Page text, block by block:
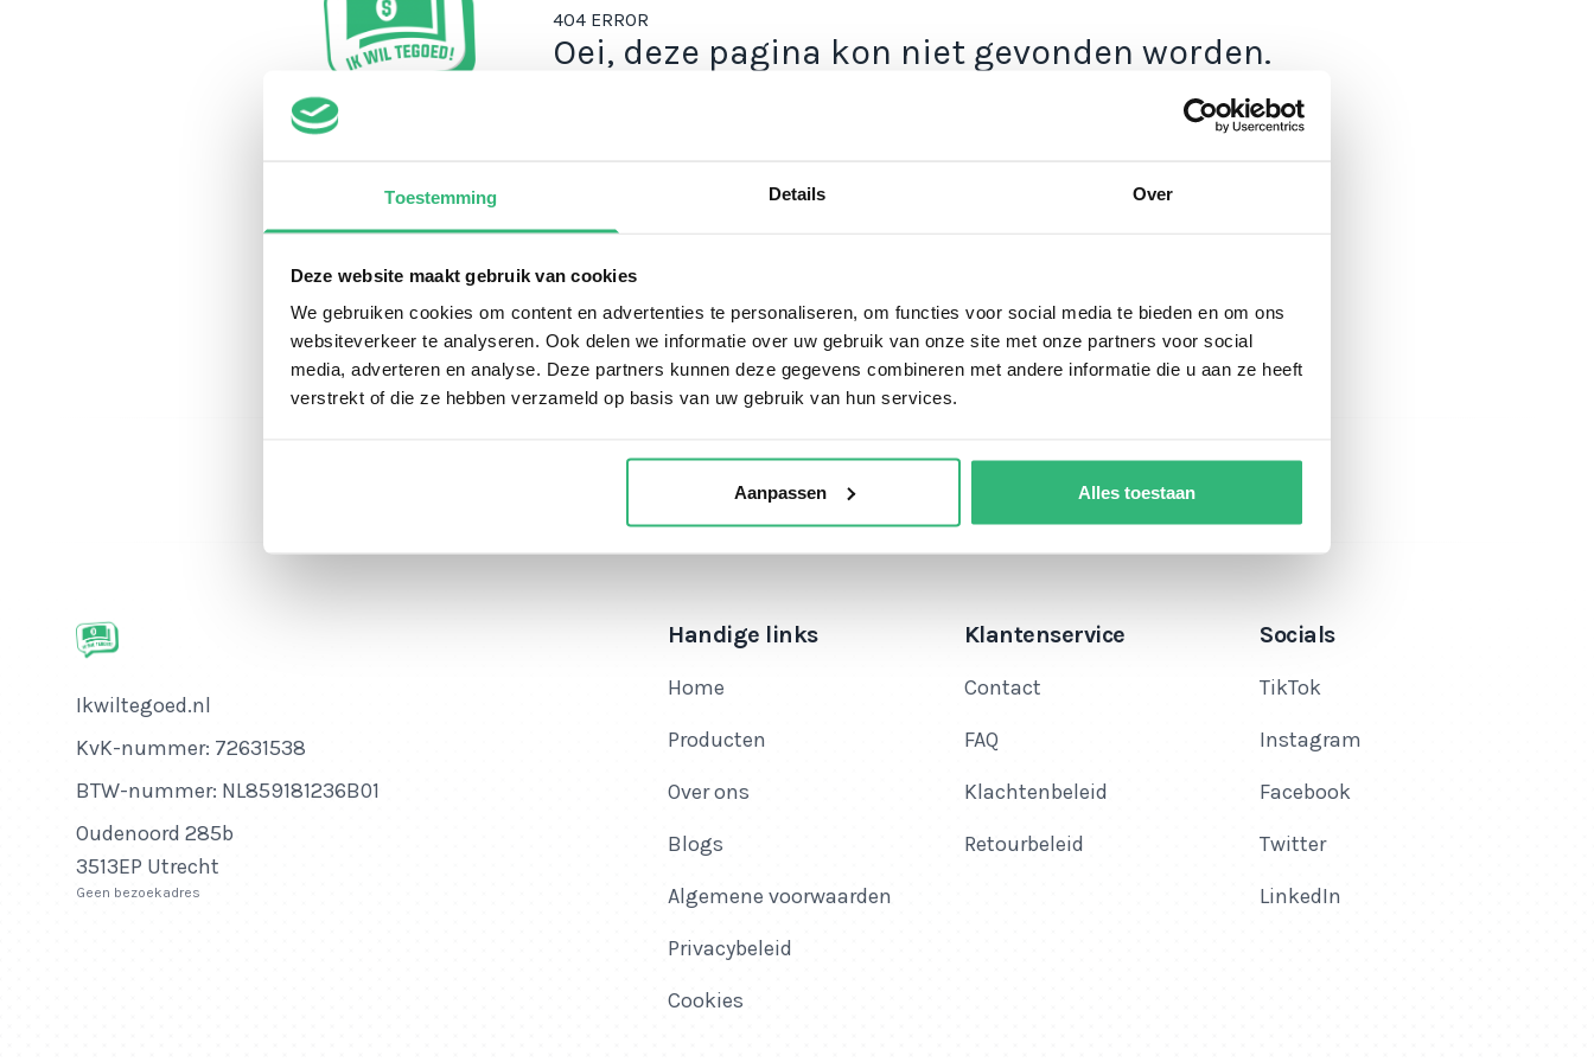
Toestemming Details Over
Deze website maakt gebruik van cookies
We gebruiken cookies om content en advertenties te personaliseren, om functies voor social media te bieden en om ons
websiteverkeer te analyseren. Ook delen we informatie over uw gebruik van onze site met onze partners voor social
media, adverteren en analyse. Deze partners kunnen deze gegevens combineren met andere informatie die u aan ze heeft
verstrekt of die ze hebben verzameld op basis van uw gebruik van hun services.
Aanpassen Alles toestaan
404 ERROR
Oei, deze pagina kon niet gevonden worden.
Bedrijfsnaam
Ikwiltegoed.nl
KvK-nummer
KvK-nummer: 72631538
BTW-nummer
BTW-nummer: NL859181236B01
Adres
Oudenoord 285b
3513EP Utrecht
Geen bezoekadres
Handige links
Home
Producten
Over ons
Blogs
Algemene voorwaarden
Privacybeleid
Cookies
Klantenservice
Contact
FAQ
Klachtenbeleid
Retourbeleid
Socials
TikTok
Instagram
Facebook
Twitter
LinkedIn